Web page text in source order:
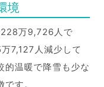
境
万9,726人で
7,127人減少して
的温暖で降雪も少な
す。